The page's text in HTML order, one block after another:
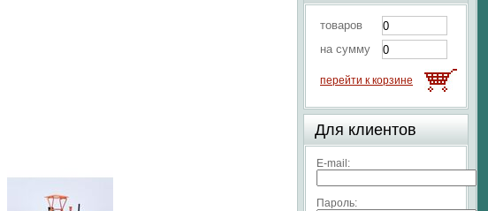
товаров
на сумму
перейти к корзине
Для клиентов
E-mail:
Пароль: